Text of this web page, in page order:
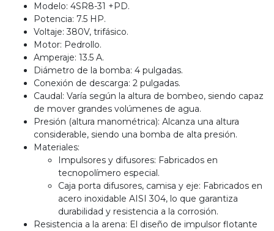
Modelo: 4SR8-31 +PD.
Potencia: 7.5 HP.
Voltaje: 380V, trifásico.
Motor: Pedrollo.
Amperaje: 13.5 A.
Diámetro de la bomba: 4 pulgadas.
Conexión de descarga: 2 pulgadas.
Caudal: Varía según la altura de bombeo, siendo capaz
de mover grandes volúmenes de agua.
Presión (altura manométrica): Alcanza una altura
considerable, siendo una bomba de alta presión.
Materiales:
Impulsores y difusores: Fabricados en
tecnopolímero especial.
Caja porta difusores, camisa y eje: Fabricados en
acero inoxidable AISI 304, lo que garantiza
durabilidad y resistencia a la corrosión.
Resistencia a la arena: El diseño de impulsor flotante